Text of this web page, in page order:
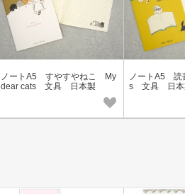
ノートA5 すやすやねこ My
dear cats 文具 日本製
ノートA5
s 文具 日本